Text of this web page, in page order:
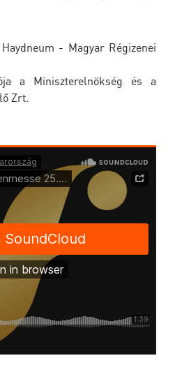
- Magyar Régizenei
a Miniszterelnökség és a
Zrt.